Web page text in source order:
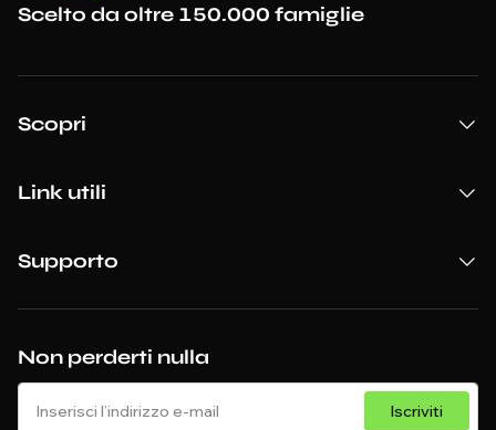
Non perderti nulla
Iscriviti
Scelto da oltre 150.000 famiglie
Scopri
Link utili
Supporto